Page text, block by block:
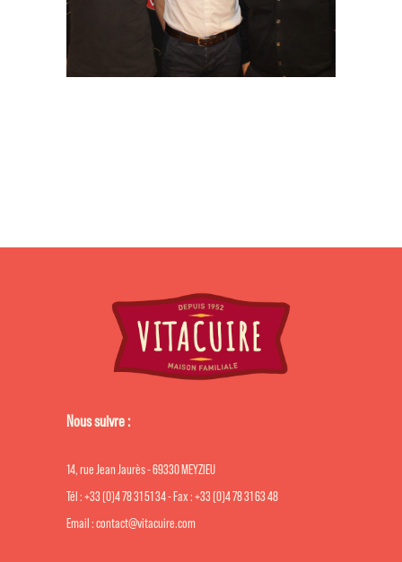
Nous suivre :
14, rue Jean Jaurès - 69330 MEYZIEU
Tél : +33 (0)4 78 31 51 34 - Fax : +33 (0)4 78 31 63 48
Email : contact@vitacuire.com